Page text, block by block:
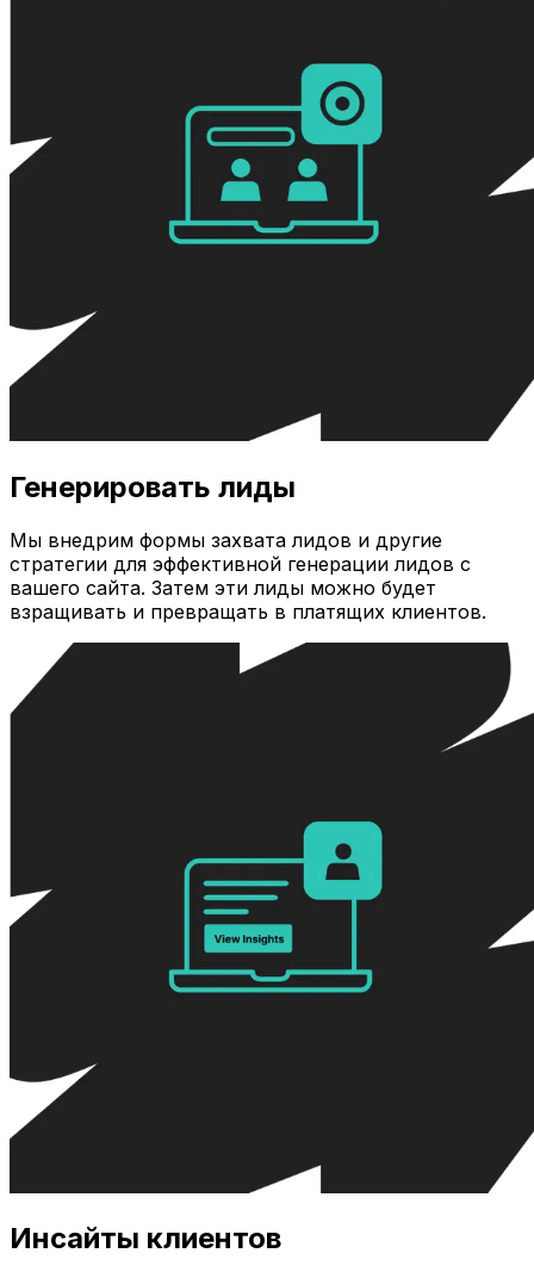
Генерировать лиды
Мы внедрим формы захвата лидов и другие
стратегии для эффективной генерации лидов с
вашего сайта. Затем эти лиды можно будет
взращивать и превращать в платящих клиентов.
Инсайты клиентов